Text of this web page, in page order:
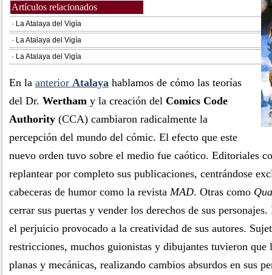
Artículos relacionados
· La Atalaya del Vigía
· La Atalaya del Vigía
· La Atalaya del Vigía
En la anterior Atalaya hablamos de cómo las teorías
del Dr. Wertham y la creación del Comics Code
Authority (CCA) cambiaron radicalmente la
percepción del mundo del cómic. El efecto que este
nuevo orden tuvo sobre el medio fue caótico. Editoriales
replantear por completo sus publicaciones, centrándose
cabeceras de humor como la revista MAD. Otras como
cerrar sus puertas y vender los derechos de sus
el perjuicio provocado a la creatividad de sus autores.
restricciones, muchos guionistas y dibujantes tuvieron que
planas y mecánicas, realizando cambios absurdos en sus